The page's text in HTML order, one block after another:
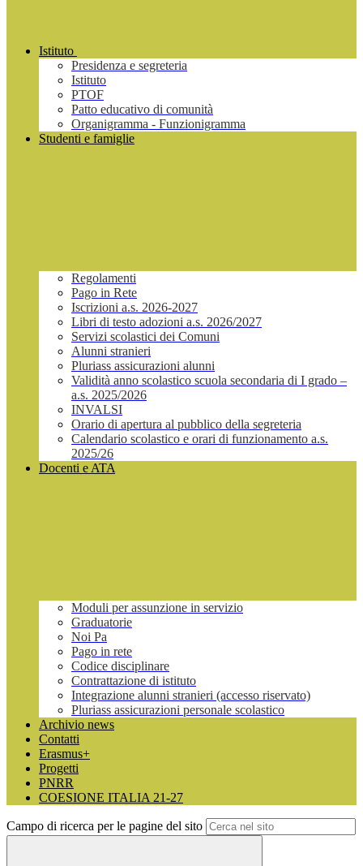
Istituto
Presidenza e segreteria
Istituto
PTOF
Patto educativo di comunità
Organigramma - Funzionigramma
Studenti e famiglie
Regolamenti
Pago in Rete
Iscrizioni a.s. 2026-2027
Libri di testo adozioni a.s. 2026/2027
Servizi scolastici dei Comuni
Alunni stranieri
Pluriass assicurazioni alunni
Validità anno scolastico scuola secondaria di I grado –
a.s. 2025/2026
INVALSI
Orario di apertura al pubblico della segreteria
Calendario scolastico e orari di funzionamento a.s.
2025/26
Docenti e ATA
Moduli per assunzione in servizio
Graduatorie
Noi Pa
Pago in rete
Codice disciplinare
Contrattazione di istituto
Integrazione alunni stranieri (accesso riservato)
Pluriass assicurazioni personale scolastico
Archivio news
Contatti
Erasmus+
Progetti
PNRR
COESIONE ITALIA 21-27
Campo di ricerca per le pagine del sito